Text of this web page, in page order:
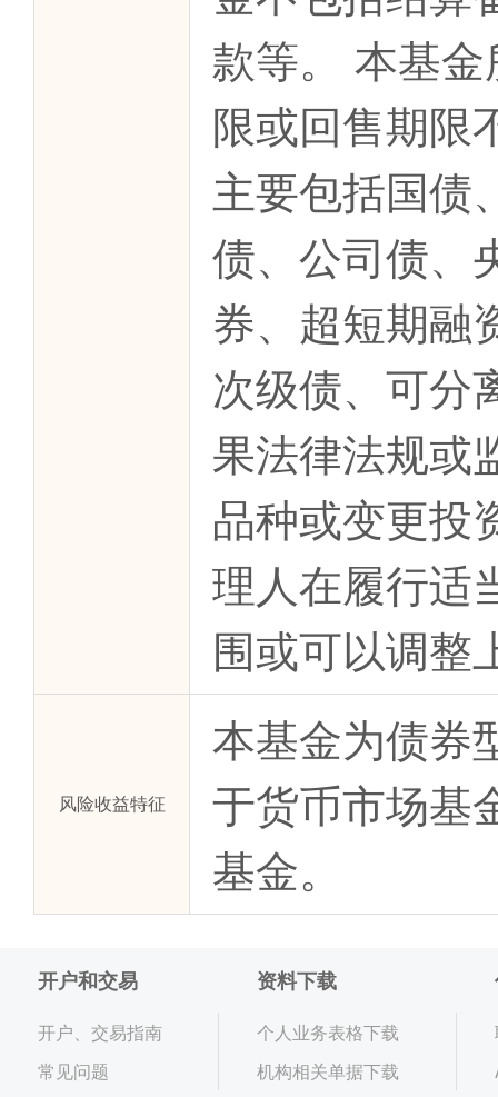
款等。 本基
限或回售期限
主要包括国债
债、公司债、
券、超短期融
次级债、可分
果法律法规或
品种或变更投
理人在履行适
围或可以调整
风险收益特征
本基金为债券
于货币市场基
基金。
开户和交易
开户、交易指南
常见问题
资料下载
个人业务表格下载
机构相关单据下载